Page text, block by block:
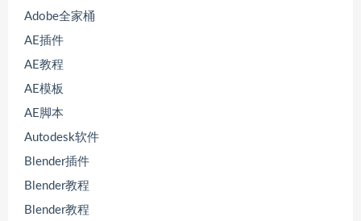
Adobe全家桶
AE插件
AE教程
AE模板
AE脚本
Autodesk软件
Blender插件
Blender教程
Blender教程